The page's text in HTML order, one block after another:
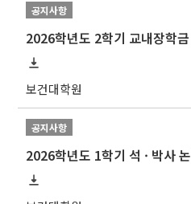
공지사항
2026학년도 2학기 교내장학
보건대학원
공지사항